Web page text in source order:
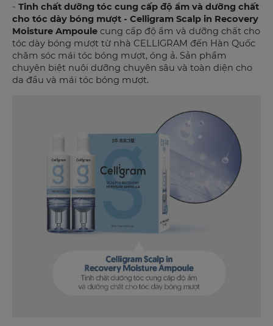
- Tinh chất dưỡng tóc cung cấp độ ẩm và dưỡng chất
cho tóc dày bóng mượt - Celligram Scalp in Recovery
Moisture Ampoule cung cấp độ ẩm và dưỡng chất cho
tóc dày bóng mượt từ nhà CELLIGRAM đến Hàn Quốc
chăm sóc mái tóc bóng mượt, óng ả. Sản phẩm
chuyên biệt nuôi dưỡng chuyên sâu và toàn diện cho
da đầu và mái tóc bóng mượt.